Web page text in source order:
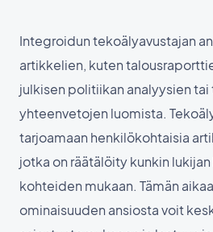
Integroidun tekoälyavustajan
artikkelien, kuten
julkisen politiikan analyysien
yhteenvetojen luomista.
tarjoamaan henkilökohtaisia
jotka on räätälöity kunkin
kohteiden mukaan. Tämän
ominaisuuden ansiosta voit